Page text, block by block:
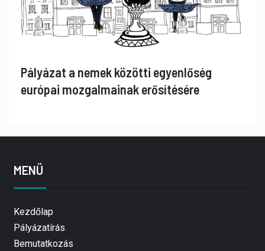
Pályázat a nemek közötti egyenlőség
európai mozgalmainak erősítésére
MENÜ
Kezdőlap
Pályázatírás
Bemutatkozás